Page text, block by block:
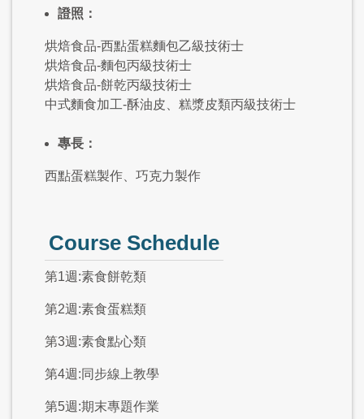
證照：
烘焙食品-西點蛋糕麵包乙級技術士
烘焙食品-麵包丙級技術士
烘焙食品-餅乾丙級技術士
中式麵食加工-酥油皮、糕漿皮類丙級技術士
專長：
西點蛋糕製作、巧克力製作
Course Schedule
第1週:素食餅乾類
第2週:素食蛋糕類
第3週:素食點心類
第4週:同步線上教學
第5週:期末專題作業